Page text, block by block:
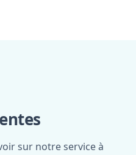
sur notre service à